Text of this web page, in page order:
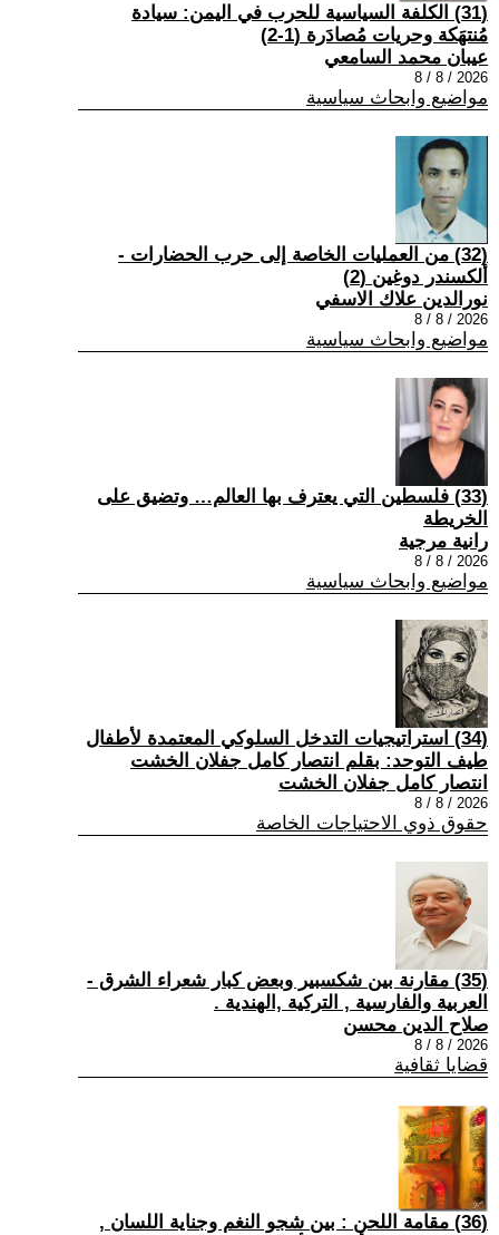
(31) الكلفة السياسية للحرب في اليمن: سيادة
مُنتهَكة وحريات مُصادَرة (1-2)
عيبان محمد السامعي
2026 / 8 / 8
مواضيع وابحاث سياسية
(32) من العمليات الخاصة إلى حرب الحضارات -
ألكسندر دوغين (2)
نورالدين علاك الاسفي
2026 / 8 / 8
مواضيع وابحاث سياسية
(33) فلسطين التي يعترف بها العالم… وتضيق على
الخريطة
رانية مرجية
2026 / 8 / 8
مواضيع وابحاث سياسية
(34) استراتيجيات التدخل السلوكي المعتمدة لأطفال
طيف التوحد: بقلم انتصار كامل جفلان الخشت
انتصار كامل جفلان الخشت
2026 / 8 / 8
حقوق ذوي الاحتياجات الخاصة
(35) مقارنة بين شكسبير وبعض كبار شعراء الشرق -
العربية والفارسية , التركية ,الهندية .
صلاح الدين محسن
2026 / 8 / 8
قضايا ثقافية
(36) مقامة اللحن : بين شجو النغم وجناية اللسان ,